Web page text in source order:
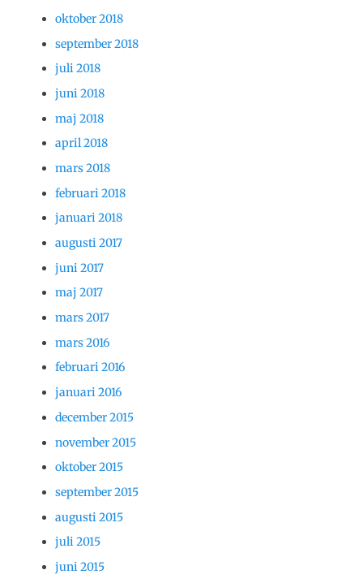
oktober 2018
september 2018
juli 2018
juni 2018
maj 2018
april 2018
mars 2018
februari 2018
januari 2018
augusti 2017
juni 2017
maj 2017
mars 2017
mars 2016
februari 2016
januari 2016
december 2015
november 2015
oktober 2015
september 2015
augusti 2015
juli 2015
juni 2015